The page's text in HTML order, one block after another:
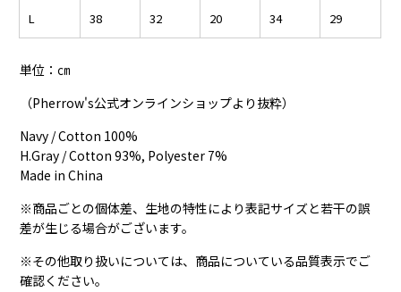
L 38 32 20 34 29
単位：㎝
（Pherrow's公式オンラインショップより抜粋）
Navy / Cotton 100%
H.Gray / Cotton 93%, Polyester 7%
Made in China
※商品ごとの個体差、生地の特性により表記サイズと若干の誤
差が生じる場合がございます。
※その他取り扱いについては、商品についている品質表示でご
確認ください。